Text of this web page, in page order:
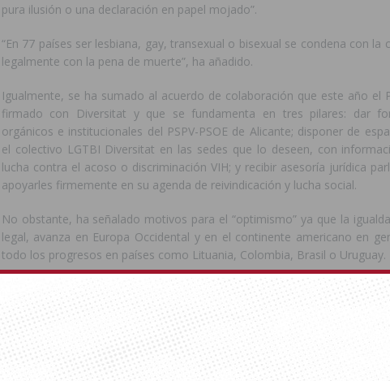
pura ilusión o una declaración en papel mojado”.
“En 77 países ser lesbiana, gay, transexual o bisexual se condena con la
legalmente con la pena de muerte”, ha añadido.
Igualmente, se ha sumado al acuerdo de colaboración que este año el
firmado con Diversitat y que se fundamenta en tres pilares: dar
orgánicos e institucionales del PSPV-PSOE de Alicante; disponer de
el colectivo LGTBI Diversitat en las sedes que lo deseen, con
lucha contra el acoso o discriminación VIH; y recibir asesoría jurídica
apoyarles firmemente en su agenda de reivindicación y lucha social.
No obstante, ha señalado motivos para el “optimismo” ya que la
legal, avanza en Europa Occidental y en el continente americano en
todo los progresos en países como Lituania, Colombia, Brasil o Uruguay.
A pesar de ello, ningún lugar del mundo escapa de la LGTBfobia, sobre
Juárez ha apelado a la necesidad de “seguir luchando por garantizar los
completa”
“Hay que seguir avanzando en varios frentes para conseguir la libertad